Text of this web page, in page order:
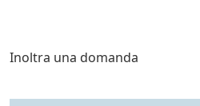
Inoltra una domanda